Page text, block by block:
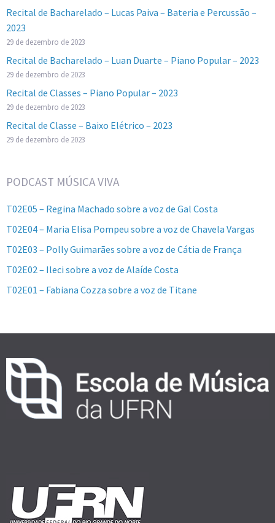
Recital de Bacharelado – Lucas Paiva – Bateria e Percussão –
2023
29 de dezembro de 2023
Recital de Bacharelado – Luan Duarte – Piano Popular – 2023
29 de dezembro de 2023
Recital de Classes – Piano Popular – 2023
29 de dezembro de 2023
Recital de Classe – Baixo Elétrico – 2023
29 de dezembro de 2023
PODCAST MÚSICA VIVA
T02E05 – Regina Machado sobre a voz de Gal Costa
T02E04 – Maria Elisa Pompeu sobre a voz de Chavela Vargas
T02E03 – Polly Guimarães sobre a voz de Cátia de França
T02E02 – Ileci sobre a voz de Alaíde Costa
T02E01 – Fabiana Cozza sobre a voz de Titane